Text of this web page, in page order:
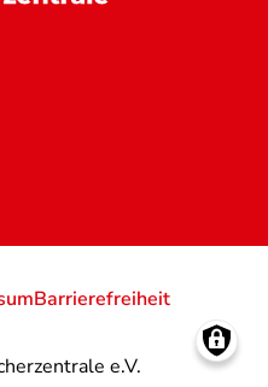
e.V.
Barrierefreiheit